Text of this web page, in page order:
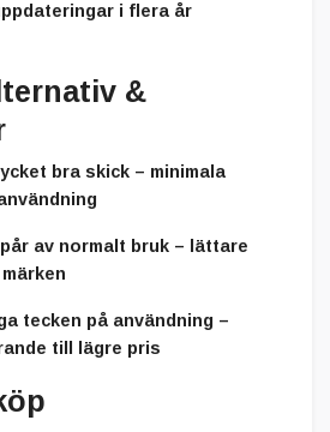
i flera år
&
bra skick – minimala
av normalt bruk – lättare
tecken på användning –
till lägre pris